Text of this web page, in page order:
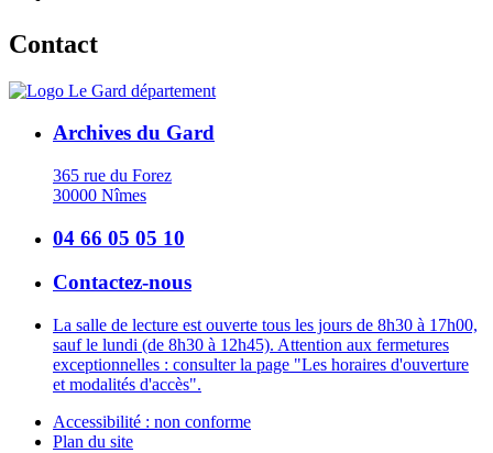
Contact
Archives du Gard
365 rue du Forez
30000 Nîmes
04 66 05 05 10
Contactez-nous
La salle de lecture est ouverte tous les jours de 8h30 à 17h00,
sauf le lundi (de 8h30 à 12h45). Attention aux fermetures
exceptionnelles : consulter la page "Les horaires d'ouverture
et modalités d'accès".
Accessibilité : non conforme
Plan du site